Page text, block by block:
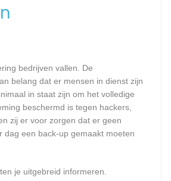
bedrijven vallen. De
belang dat er mensen in dienst zijn
in staat zijn om het volledige
beschermd is tegen hackers,
zij er voor zorgen dat er geen
een back-up gemaakt moeten
je uitgebreid informeren.